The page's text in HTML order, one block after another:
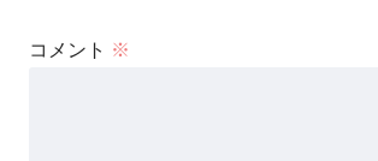
コメント ※